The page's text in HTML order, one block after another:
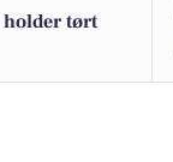
holder tørt